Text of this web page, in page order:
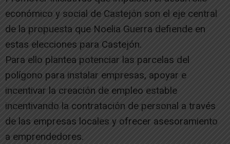
económico y social de Castejón son el eje central
de la propuesta que Noelia Guerra defiende en
estas elecciones para Castejón.
Para ello plantea potenciar las parcelas del
polígono para instalar empresas, apoyar e
incentivar la creación de empleo estable
incentivando la contratación de personal a través
de las empresas locales y ofrecer asesoramiento
a emprendedores.